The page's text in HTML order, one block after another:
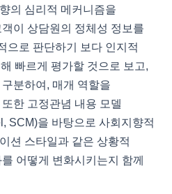
의 심리적 메커니즘을
이 상담원의 정체성 정보를
으로 판단하기 보다 인지적
빠르게 평가할 것으로 보고,
분하여, 매개 역할을
한 고정관념 내용 모델
SCM)을 바탕으로 사회지향적
션 스타일과 같은 상황적
어떻게 변화시키는지 함께